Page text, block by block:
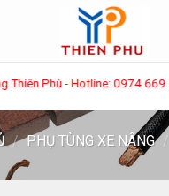
Phú - Hotline: 0974 669 182
/ PHỤ TÙNG XE NÂNG /